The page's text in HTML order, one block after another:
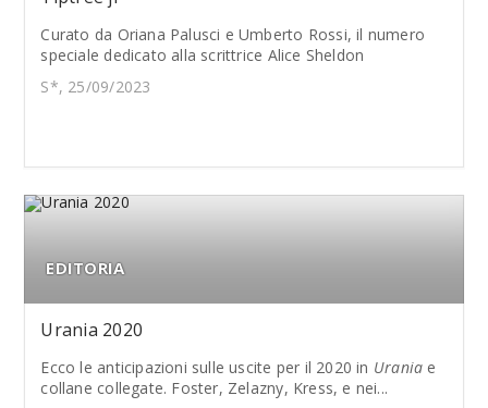
Curato da Oriana Palusci e Umberto Rossi, il numero
speciale dedicato alla scrittrice Alice Sheldon
S*, 25/09/2023
EDITORIA
Urania 2020
Ecco le anticipazioni sulle uscite per il 2020 in Urania e
collane collegate. Foster, Zelazny, Kress, e nei...